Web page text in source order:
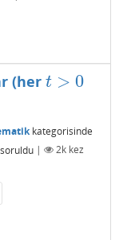
(her t > 0
t> 0
kategorisinde
soruldu | 2kkez